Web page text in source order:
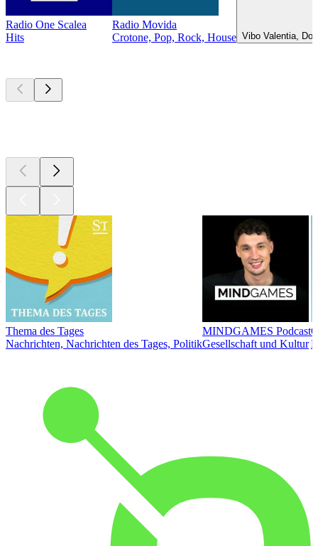
Radio One Scalea
Hits
Radio Movida
Crotone, Pop, Rock, House Vibo Valentia,
Thema des Tages
Nachrichten, Nachrichten des Tages, Politik
MINDGAMES Podcast
Gesellschaft und Kultur